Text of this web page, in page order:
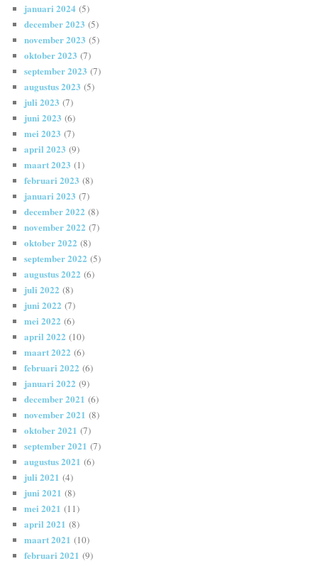
januari 2024 (5)
december 2023 (5)
november 2023 (5)
oktober 2023 (7)
september 2023 (7)
augustus 2023 (5)
juli 2023 (7)
juni 2023 (6)
mei 2023 (7)
april 2023 (9)
maart 2023 (1)
februari 2023 (8)
januari 2023 (7)
december 2022 (8)
november 2022 (7)
oktober 2022 (8)
september 2022 (5)
augustus 2022 (6)
juli 2022 (8)
juni 2022 (7)
mei 2022 (6)
april 2022 (10)
maart 2022 (6)
februari 2022 (6)
januari 2022 (9)
december 2021 (6)
november 2021 (8)
oktober 2021 (7)
september 2021 (7)
augustus 2021 (6)
juli 2021 (4)
juni 2021 (8)
mei 2021 (11)
april 2021 (8)
maart 2021 (10)
februari 2021 (9)